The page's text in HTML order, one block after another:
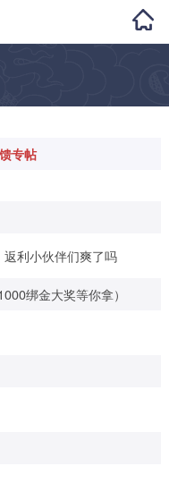
专帖
利小伙伴们爽了吗
绑金大奖等你拿）